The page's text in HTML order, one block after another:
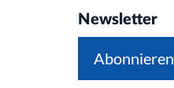
Newsletter
Abonnieren